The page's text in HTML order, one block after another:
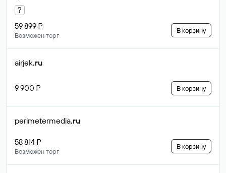
?
59 899 ₽
Возможен торг
В корзину
airjek.ru
9 900 ₽ В корзину
perimetermedia.ru
58 814 ₽
Возможен торг
В корзину